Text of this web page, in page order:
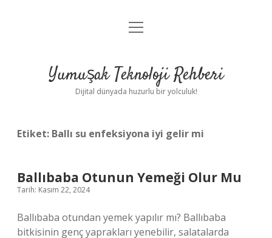
Anasayfa
Yasal Uyarı
menüyü
Yumuşak Teknoloji Rehberi
Dijital dünyada huzurlu bir yolculuk!
Etiket: Ballı su enfeksiyona iyi gelir mi
Ballıbaba Otunun Yemeği Olur Mu
Tarih: Kasım 22, 2024
Ballıbaba otundan yemek yapılır mı? Ballıbaba
bitkisinin genç yaprakları yenebilir, salatalarda